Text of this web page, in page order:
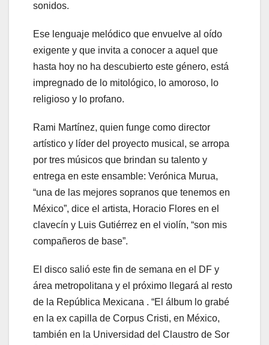
sonidos.
Ese lenguaje melódico que envuelve al oído
exigente y que invita a conocer a aquel que
hasta hoy no ha descubierto este género, está
impregnado de lo mitológico, lo amoroso, lo
religioso y lo profano.
Rami Martínez, quien funge como director
artístico y líder del proyecto musical, se arropa
por tres músicos que brindan su talento y
entrega en este ensamble: Verónica Murua,
“una de las mejores sopranos que tenemos en
México”, dice el artista, Horacio Flores en el
clavecín y Luis Gutiérrez en el violín, “son mis
compañeros de base”.
El disco salió este fin de semana en el DF y
área metropolitana y el próximo llegará al resto
de la República Mexicana . “El álbum lo grabé
en la ex capilla de Corpus Cristi, en México,
también en la Universidad del Claustro de Sor